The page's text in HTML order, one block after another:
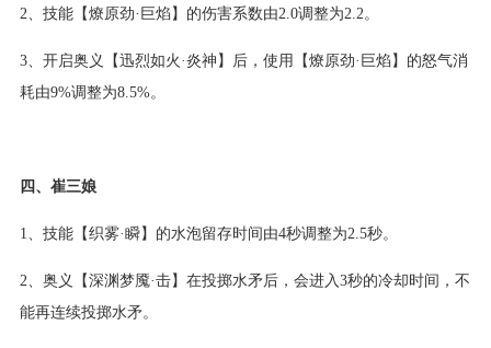
2、技能【燎原劲·巨焰】的伤害系数由2.0调整为2.2。
3、开启奥义【迅烈如火·炎神】后，使用【燎原劲·巨焰】的怒气消
耗由9%调整为8.5%。
四、崔三娘
1、技能【织雾·瞬】的水泡留存时间由4秒调整为2.5秒。
2、奥义【深渊梦魇·击】在投掷水矛后，会进入3秒的冷却时间，不
能再连续投掷水矛。